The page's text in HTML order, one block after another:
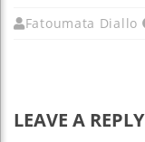
Fatoumata Diallo
LEAVE A REPLY